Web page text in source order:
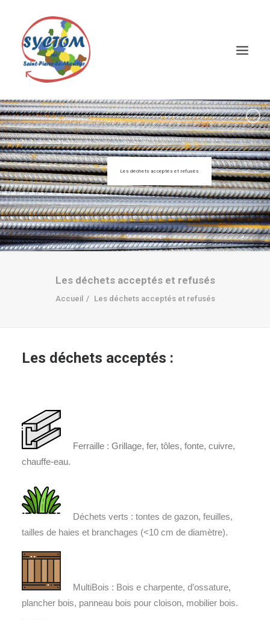
Les déchets acceptés et refusés
Les déchets acceptés et refusés
Accueil Les déchets acceptés et refusés
Les déchets acceptés :
Ferraille : Grillage, fer, tôles, fonte, cuivre,
chauffe-eau.
Déchets verts : tontes de gazon, feuilles,
tailles de haies et branchages (<10 cm de diamètre).
MultiBois : Bois e charpente, d’ossature,
plancher bois, panneau bois pour cloison, mobilier bois.